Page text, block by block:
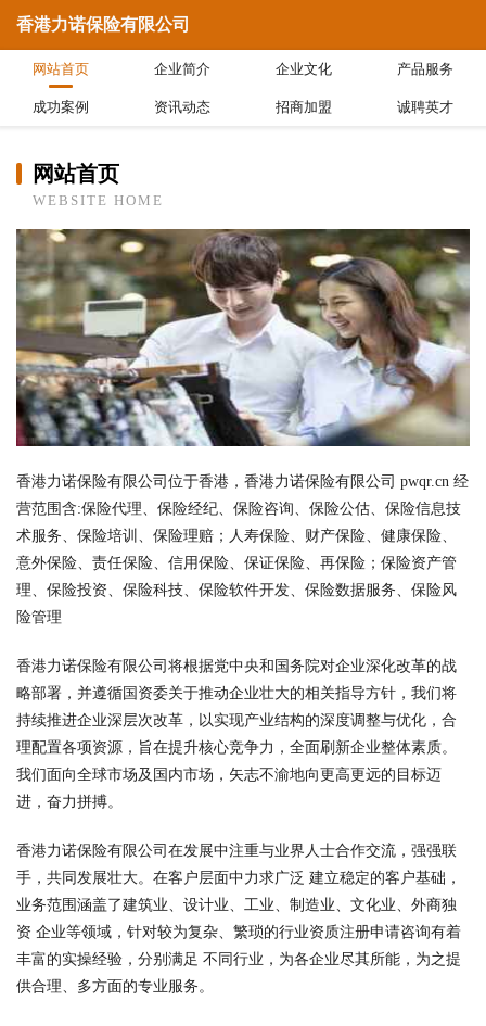
香港力诺保险有限公司
网站首页 企业简介 企业文化 产品服务
成功案例 资讯动态 招商加盟 诚聘英才
网站首页
WEBSITE HOME
香港力诺保险有限公司位于香港，香港力诺保险有限公司 pwqr.cn 经
营范围含:保险代理、保险经纪、保险咨询、保险公估、保险信息技
术服务、保险培训、保险理赔；人寿保险、财产保险、健康保险、
意外保险、责任保险、信用保险、保证保险、再保险；保险资产管
理、保险投资、保险科技、保险软件开发、保险数据服务、保险风
险管理
香港力诺保险有限公司将根据党中央和国务院对企业深化改革的战
略部署，并遵循国资委关于推动企业壮大的相关指导方针，我们将
持续推进企业深层次改革，以实现产业结构的深度调整与优化，合
理配置各项资源，旨在提升核心竞争力，全面刷新企业整体素质。
我们面向全球市场及国内市场，矢志不渝地向更高更远的目标迈
进，奋力拼搏。
香港力诺保险有限公司在发展中注重与业界人士合作交流，强强联
手，共同发展壮大。在客户层面中力求广泛 建立稳定的客户基础，
业务范围涵盖了建筑业、设计业、工业、制造业、文化业、外商独
资 企业等领域，针对较为复杂、繁琐的行业资质注册申请咨询有着
丰富的实操经验，分别满足 不同行业，为各企业尽其所能，为之提
供合理、多方面的专业服务。